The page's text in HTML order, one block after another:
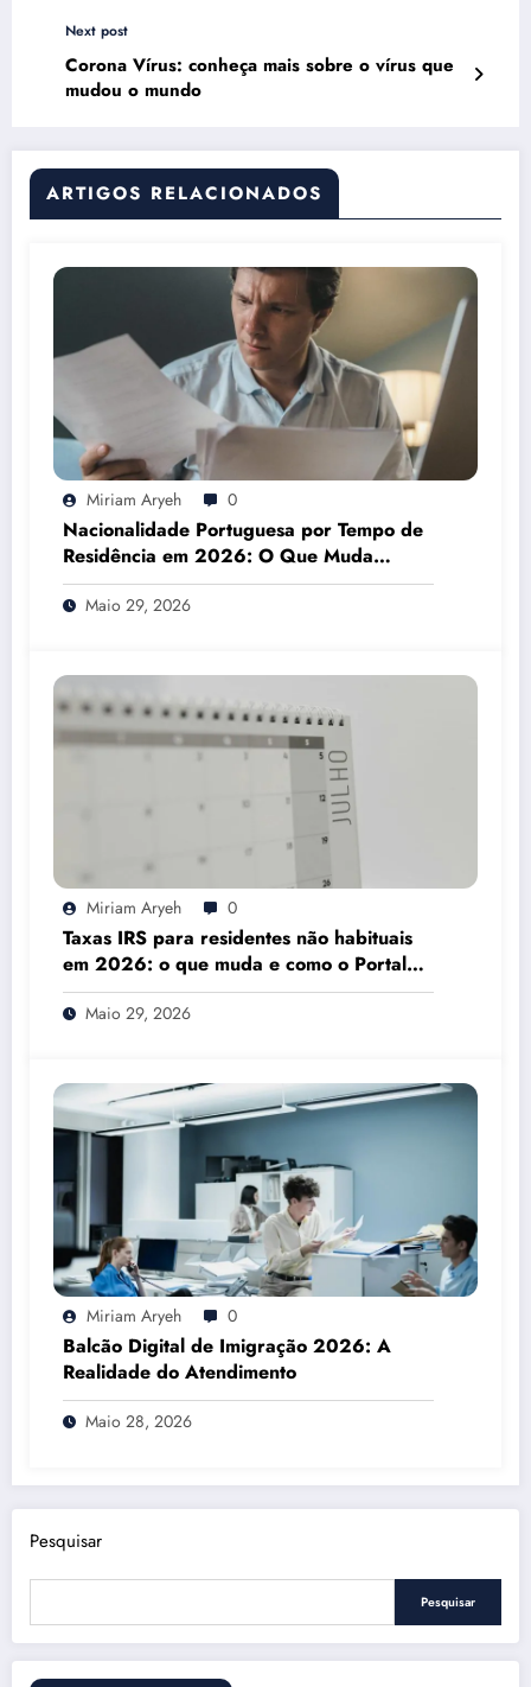
Next post
Corona Vírus: conheça mais sobre o vírus que
mudou o mundo
ARTIGOS RELACIONADOS
Miriam Aryeh 0
Nacionalidade Portuguesa por Tempo de
Residência em 2026: O Que Muda
Mesmo
Maio 29, 2026
Miriam Aryeh 0
Taxas IRS para residentes não habituais
em 2026: o que muda e como o Portal
das Finanças pode ajudar
Maio 29, 2026
Miriam Aryeh 0
Balcão Digital de Imigração 2026: A
Realidade do Atendimento
Maio 28, 2026
Pesquisar
Pesquisar